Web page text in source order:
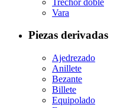
Vara
Piezas derivadas
Ajedrezado
Anillete
Bezante
Billete
Equipolado